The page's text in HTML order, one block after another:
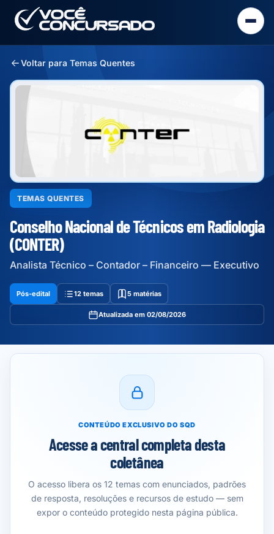
Voltar para Temas Quentes
TEMAS QUENTES
Conselho Nacional de Técnicos em Radiologia
(CONTER)
Analista Técnico – Contador – Financeiro — Executivo
Pós-edital 12 temas 5 matérias
Atualizada em 02/08/2026
CONTEÚDO EXCLUSIVO DO SQD
Acesse a central completa desta
coletânea
O acesso libera os 12 temas com enunciados, padrões
de resposta, resoluções e recursos de estudo — sem
expor o conteúdo protegido nesta página pública.